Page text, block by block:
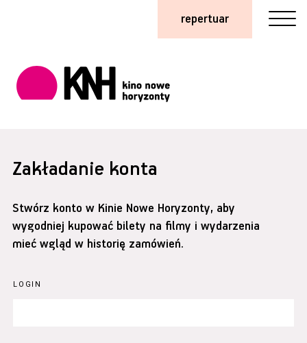
repertuar
Zakładanie konta
Stwórz konto w Kinie Nowe Horyzonty, aby
wygodniej kupować bilety na filmy i wydarzenia
mieć wgląd w historię zamówień.
LOGIN